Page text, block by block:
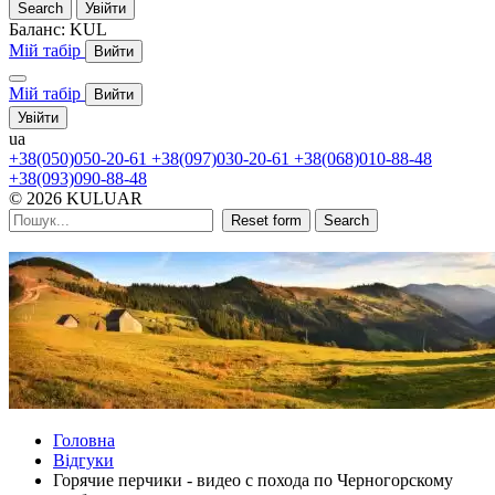
Search Увійти
Баланс: KUL
Мій табір
Вийти
Мій табір
Вийти
Увійти
ua
+38(050)050-20-61 +38(097)030-20-61 +38(068)010-88-48
+38(093)090-88-48
© 2026 KULUAR
Reset form Search
Головна
Відгуки
Горячие перчики - видео с похода по Черногорскому